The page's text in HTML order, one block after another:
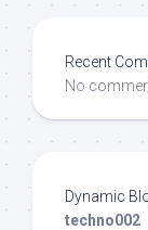
Recent
No
Dynamic
techno002